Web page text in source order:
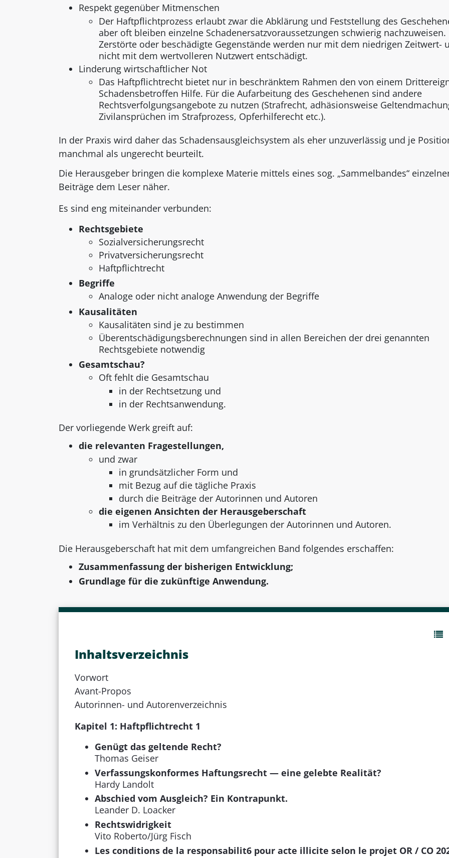
Respekt gegenüber Mitmenschen
Der Haftpflichtprozess erlaubt zwar die Abklärung und Feststellung des
aber oft bleiben einzelne Schadenersatzvoraussetzungen schwierig nachzuweisen.
Zerstörte oder beschädigte Gegenstände werden nur mit dem niedrigen Zeitwert-
nicht mit dem wertvolleren Nutzwert entschädigt.
Linderung wirtschaftlicher Not
Das Haftpflichtrecht bietet nur in beschränktem Rahmen den von einem
Schadensbetroffen Hilfe. Für die Aufarbeitung des Geschehenen sind andere
Rechtsverfolgungsangebote zu nutzen (Strafrecht, adhäsionsweise
Zivilansprüchen im Strafprozess, Opferhilferecht etc.).
In der Praxis wird daher das Schadensausgleichsystem als eher unzuverlässig und je
manchmal als ungerecht beurteilt.
Die Herausgeber bringen die komplexe Materie mittels eines sog. „Sammelbandes“
Beiträge dem Leser näher.
Es sind eng miteinander verbunden:
Rechtsgebiete
Sozialversicherungsrecht
Privatversicherungsrecht
Haftpflichtrecht
Begriffe
Analoge oder nicht analoge Anwendung der Begriffe
Kausalitäten
Kausalitäten sind je zu bestimmen
Überentschädigungsberechnungen sind in allen Bereichen der drei genannten
Rechtsgebiete notwendig
Gesamtschau?
Oft fehlt die Gesamtschau
in der Rechtsetzung und
in der Rechtsanwendung.
Der vorliegende Werk greift auf:
die relevanten Fragestellungen,
und zwar
in grundsätzlicher Form und
mit Bezug auf die tägliche Praxis
durch die Beiträge der Autorinnen und Autoren
die eigenen Ansichten der Herausgeberschaft
im Verhältnis zu den Überlegungen der Autorinnen und Autoren.
Die Herausgeberschaft hat mit dem umfangreichen Band folgendes erschaffen:
Zusammenfassung der bisherigen Entwicklung;
Grundlage für die zukünftige Anwendung.
Inhaltsverzeichnis
Vorwort
Avant-Propos
Autorinnen- und Autorenverzeichnis
Kapitel 1: Haftpflichtrecht 1
Genügt das geltende Recht?
Thomas Geiser
Verfassungskonformes Haftungsrecht — eine gelebte Realität?
Hardy Landolt
Abschied vom Ausgleich? Ein Kontrapunkt.
Leander D. Loacker
Rechtswidrigkeit
Vito Roberto/Jürg Fisch
Les conditions de la responsabilit6 pour acte illicite selon le projet OR / CO